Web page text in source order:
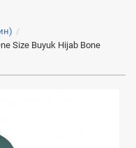
Size Buyuk Hijab Bone